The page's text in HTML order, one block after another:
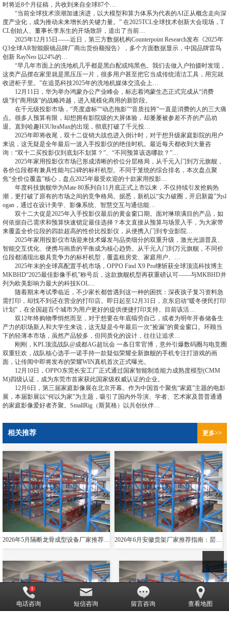
时将近8个月征稿，共收到来自全球87个…
“当前全球技术浪潮加速演进，以大模型和算力体系为代表的AI正从概念走向深
度产业化，成为推动未来增长的关键力量。” 在2025TCL全球技术创新大会现场，T
CL创始人、董事长李东生的开场致辞，道出了当前…
2025年12月15日——近日，第三方数据机构Counterpoint Research发布《2025年
Q3全球AR智能眼镜品牌厂商出货份额报告》，多个方面数据显示，中国品牌雷鸟
创新 RayNeo 以24%的…
“早几年市面上的洗地机几乎都是黑白配或纯黑色。我们去做入户拍摄时发现，
这类产品摆在家里就是黑压压一片，很多用户甚至把它当成传统清洁工具，用完就
收进柜子里。”在追觅科技2025年的洗地机媒体交流会上…
12月11日，华为举办鸿蒙办公产业峰会，标志着鸿蒙生态正式完成从“消费
级”到“商用级”的战略跨越，进入规模化商用的新阶段。
在千元级投影市场，“亮度虚标”“动态拖影”“音质拉胯”一直是消费的人的三大痛
点。很多人预算有限，却想拥有影院级的大屏体验，却屡屡被参差不齐的产品劝
退。直到哈趣H3UltraMax的出现，彻底打破了千元投…
2025年即将收尾，双十二促销大战也进入倒计时，对于想升级家庭影院的用户
来说，这无疑是全年最后一波入手投影仪的绝佳时机。最近每天都收到大量咨
询：“双十二买投影仪到底划不划算？”、“不同预算该选哪款？”…
2025年家用投影仪市场已形成清晰的价位分层格局，从千元入门到万元旗舰，
各价位段都有兼具性能与口碑的标杆机型。不同于笼统的综合排名，本次盘点聚
焦“全价位覆盖”核心，盘点2025年最受欢迎的十款家用投影…
年度科技旗舰华为Mate 80系列自11月底正式上市以来，不仅持续引发抢购热
潮，更打破了原有的市场之间的竞争格局。据悉，新机以“实力破圈，开启新篇”为sl
ogan，通过在设计美学、影像系统、智慧交互与通信能…
双十二大促是2025年入手投影仪最后的黄金窗口期。面对琳琅满目的产品，如
何依据自己需求和预算快速锁定最佳选择？本文直接从预算与场景入手，为大家带
来覆盖全价位段的四款超高的性价比投影仪，从便携入门到专业影院…
2025年家用投影仪市场迎来技术爆发与品类细分的双重升级，激光光源普及、
智能交互优化、便携与画质的平衡成为核心趋势。从千元入门到万元旗舰，不同价
位段都涌现出极具竞争力的标杆机型，覆盖租房党、家庭用户、…
2025年末的全球高配置手机市场，OPPO Find X9 Pro继斩获全球顶流科技博主
MKBHD“2025最佳影像手机”称号后，这款旗舰机型再获重磅认可——与MKBHD并
列为欧美影响力最大的科技KOL…
随着期末考试季临近，不少家长都曾遇到这一种的困扰：深夜孩子复习资料急
需打印，却找不到还在营业的打印店。即日起至12月31日，京东启动“暖冬便民打印
计划”，在全国超百个城市为用户更好的提供便捷打印支持。目前该活…
双12年终购物季悄然而至，对于想要在年底犒劳自己，或者为明年开春储备生
产力的职场新人和大学生来说，这无疑是今年最后一次“捡漏”的黄金窗口。环顾当
下的轻薄本市场，虽然产品较多，但同质化的设计，往往让追求…
刚刚，KPL顶流战队@成都AG超玩会 一条日常官博，意外引爆数码圈与电竞圈
双重狂欢，战队核心选手一诺手持一款疑似荣耀全新旗舰的手机专注打游戏的画
面，让传闻中即将发布的荣耀WIN真机首次正式曝光。
12月10日，OPPO东莞长安工厂正式通过国家智能制造能力成熟度模型(CMM
M)四级认证，成为东莞市首家获此国家级权威认证的企业。
12月6日，第三届家庭影像展在北京开幕。作为中国首个聚焦“家庭”主题的电影
展，本届影展以“何以为家”为主题，吸引了国内外导演、学者、艺术家及普普通通
的家庭影像爱好者齐聚。SmallRig（斯莫格）以共创伙伴…
相关推荐 更多>>
2026年5月隔断龙骨成型设备厂家推荐指南：导轨成型设备消防箱光伏支架货架夸梁公司优选！ 2026年6月安徽货架厂家推荐指南：层板货架悬臂贯通双伸位公司优选！
电话咨询 短信咨询 留言咨询 查看地图